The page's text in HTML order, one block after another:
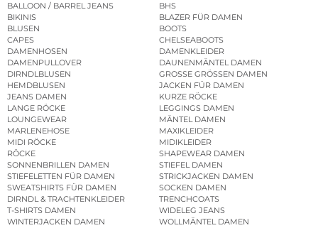
BALLOON / BARREL JEANS
BHS
BIKINIS
BLAZER FÜR DAMEN
BLUSEN
BOOTS
CAPES
CHELSEABOOTS
DAMENHOSEN
DAMENKLEIDER
DAMENPULLOVER
DAUNENMÄNTEL DAMEN
DIRNDLBLUSEN
GROSSE GRÖSSEN DAMEN
HEMDBLUSEN
JACKEN FÜR DAMEN
JEANS DAMEN
KURZE RÖCKE
LANGE RÖCKE
LEGGINGS DAMEN
LOUNGEWEAR
MÄNTEL DAMEN
MARLENEHOSE
MAXIKLEIDER
MIDI RÖCKE
MIDIKLEIDER
RÖCKE
SHAPEWEAR DAMEN
SONNENBRILLEN DAMEN
STIEFEL DAMEN
STIEFELETTEN FÜR DAMEN
STRICKJACKEN DAMEN
SWEATSHIRTS FÜR DAMEN
SOCKEN DAMEN
DIRNDL & TRACHTENKLEIDER
TRENCHCOATS
T-SHIRTS DAMEN
WIDELEG JEANS
WINTERJACKEN DAMEN
WOLLMÄNTEL DAMEN